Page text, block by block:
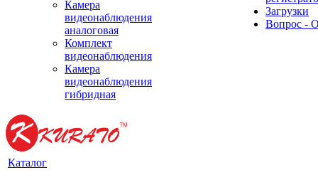
Камера
видеонаблюдения
аналоговая
Комплект
видеонаблюдения
Камера
видеонаблюдения
гибридная
Загрузки
Вопрос -
Каталог